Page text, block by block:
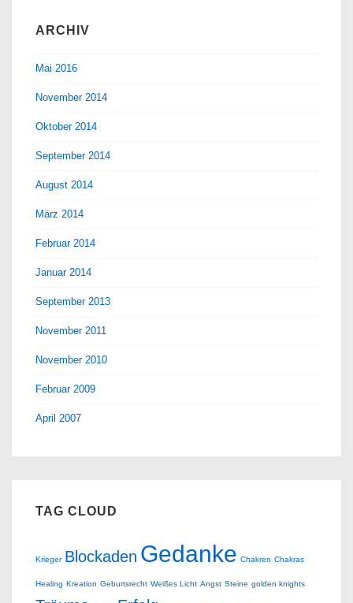
ARCHIV
Mai 2016
November 2014
Oktober 2014
September 2014
August 2014
März 2014
Februar 2014
Januar 2014
September 2013
November 2011
November 2010
Februar 2009
April 2007
TAG CLOUD
Krieger Blockaden Gedanke Chakren Chakras
Healing Kreation Geburtsrecht Weißes Licht Angst Steine golden knights